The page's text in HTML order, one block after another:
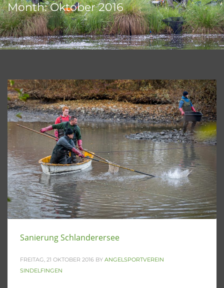
Month: Oktober 2016
Sanierung Schlanderersee
FREITAG, 21 OKTOBER 2016 BY ANGELSPORTVEREIN
SINDELFINGEN